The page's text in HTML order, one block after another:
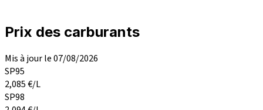
Prix des carburants
Mis à jour le 07/08/2026
SP95
2,085€/L
SP98